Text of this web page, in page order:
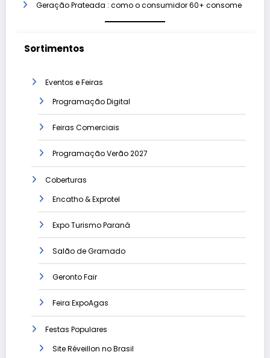
Geração Prateada : como o consumidor 60+ consome
Sortimentos
Eventos e Feiras
Programação Digital
Feiras Comerciais
Programação Verão 2027
Coberturas
Encatho & Exprotel
Expo Turismo Paraná
Salão de Gramado
Geronto Fair
Feira ExpoAgas
Festas Populares
Site Réveillon no Brasil